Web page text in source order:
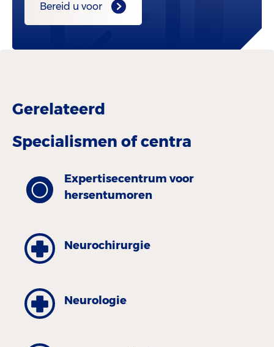
Bereid u voor
Gerelateerd
Specialismen of centra
Expertisecentrum voor
hersentumoren
Neurochirurgie
Neurologie